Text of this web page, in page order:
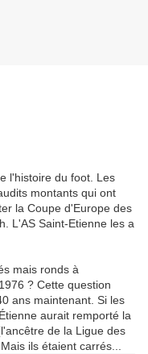
l'histoire du foot. Les
montants qui ont
la Coupe d'Europe des
L'AS Saint-Etienne les a
mais ronds à
? Cette question
ans maintenant. Si les
aurait remporté la
de la Ligue des
ils étaient carrés...